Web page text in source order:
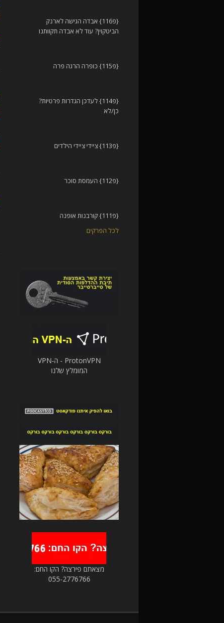
{פ116} אבדה הגישה לארנק
הביטקוין? עוד לא אבדה תקוותנו
{פ115} כופרה הרגה פרה
{פ114} לעדכן הגדרות פרטיות?
כן/לא
{פ113} ציידי ציידי הילדים
{פ112} העמסת סוכר
{פ111} קורבנות אופנה
לכל הפרקים
ProtonVPN - ה-VPN
המומלץ שלנו
מצאתם פירצה? הקו החם:
055-2776766